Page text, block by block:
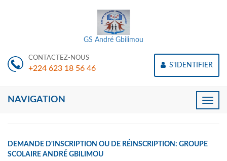
GS André Gbilimou
CONTACTEZ-NOUS
+224 623 18 56 46 S'IDENTIFIER
Toggle
NAVIGATION
DEMANDE D'INSCRIPTION OU DE RÉINSCRIPTION: GROUPE
SCOLAIRE ANDRÉ GBILIMOU